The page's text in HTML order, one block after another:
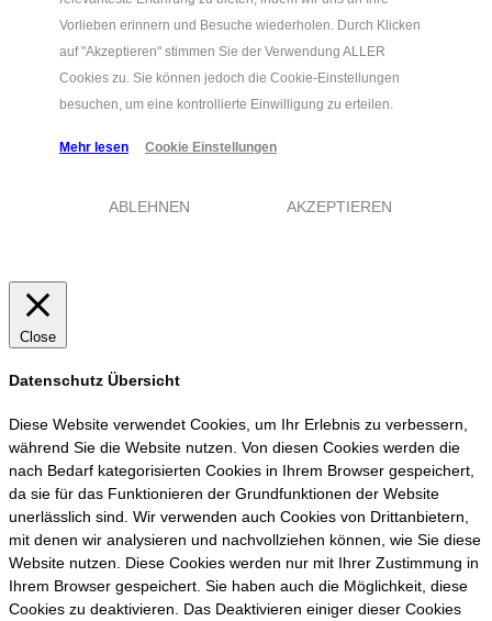
Vorlieben erinnern und Besuche wiederholen. Durch Klicken
auf "Akzeptieren" stimmen Sie der Verwendung ALLER
Cookies zu. Sie können jedoch die Cookie-Einstellungen
besuchen, um eine kontrollierte Einwilligung zu erteilen.
Mehr lesen Cookie Einstellungen
ABLEHNEN AKZEPTIEREN
Close
Datenschutz Übersicht
Diese Website verwendet Cookies, um Ihr Erlebnis zu verbessern,
während Sie die Website nutzen. Von diesen Cookies werden die
nach Bedarf kategorisierten Cookies in Ihrem Browser gespeichert,
da sie für das Funktionieren der Grundfunktionen der Website
unerlässlich sind. Wir verwenden auch Cookies von Drittanbietern,
mit denen wir analysieren und nachvollziehen können, wie Sie diese
Website nutzen. Diese Cookies werden nur mit Ihrer Zustimmung in
Ihrem Browser gespeichert. Sie haben auch die Möglichkeit, diese
Cookies zu deaktivieren. Das Deaktivieren einiger dieser Cookies